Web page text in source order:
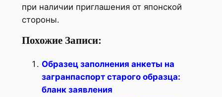
при наличии приглашения от японской
стороны.
Похожие Записи:
Образец заполнения анкеты на
загранпаспорт старого образца:
бланк заявления